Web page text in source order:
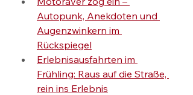
Autopunk, Anekdoten und
Augenzwinkern im
Rückspiegel
Erlebnisausfahrten im
Frühling: Raus auf die Straße,
rein ins Erlebnis